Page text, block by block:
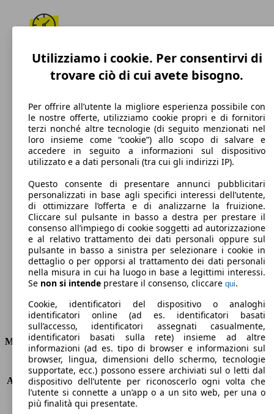
225 km/h
Velocità massima
Benzina
Carburante
114 g/km
Emissioni di CO2 (combinato)*
Consumi
Motore e Prestazioni
KW (PS)
133 kW (181 PS)
Accelerazione (0-100 km/h)
8.0s
Velocità massima (km/h)
225 km/h
Numero di marce
8
Utilizziamo i cookie. Per consentirvi di
trovare ciò di cui avete bisogno.
Per offrire all’utente la migliore esperienza possibile con
le nostre offerte, utilizziamo cookie propri e di fornitori
terzi nonché altre tecnologie (di seguito menzionati nel
loro insieme come “cookie”) allo scopo di salvare e
accedere in seguito a informazioni sul dispositivo
utilizzato e a dati personali (tra cui gli indirizzi IP).
Questo consente di presentare annunci pubblicitari
personalizzati in base agli specifici interessi dell’utente,
di ottimizzare l’offerta e di analizzarne la fruizione.
Cliccare sul pulsante in basso a destra per prestare il
consenso all’impiego di cookie soggetti ad autorizzazione
e al relativo trattamento dei dati personali oppure sul
pulsante in basso a sinistra per selezionare i cookie in
dettaglio o per opporsi al trattamento dei dati personali
nella misura in cui ha luogo in base a legittimi interessi.
Se non si intende prestare il consenso, cliccare qui.
Cookie, identificatori del dispositivo o analoghi
identificatori online (ad es. identificatori basati
sull’accesso, identificatori assegnati casualmente,
identificatori basati sulla rete) insieme ad altre
informazioni (ad es. tipo di browser e informazioni sul
browser, lingua, dimensioni dello schermo, tecnologie
supportate, ecc.) possono essere archiviati sul o letti dal
dispositivo dell’utente per riconoscerlo ogni volta che
l’utente si connette a un’app o a un sito web, per una o
più finalità qui presentate.